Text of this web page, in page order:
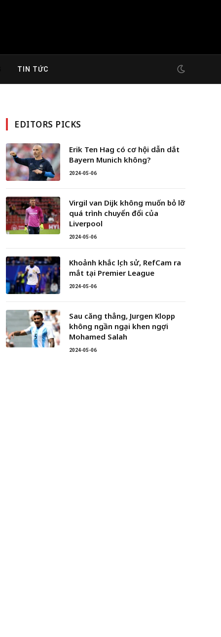
TIN TỨC
EDITORS PICKS
Erik Ten Hag có cơ hội dẫn dắt
Bayern Munich không?
2024-05-06
Virgil van Dijk không muốn bỏ lỡ
quá trình chuyển đổi của
Liverpool
2024-05-06
Khoảnh khắc lịch sử, RefCam ra
mắt tại Premier League
2024-05-06
Sau căng thẳng, Jurgen Klopp
không ngần ngại khen ngợi
Mohamed Salah
2024-05-06